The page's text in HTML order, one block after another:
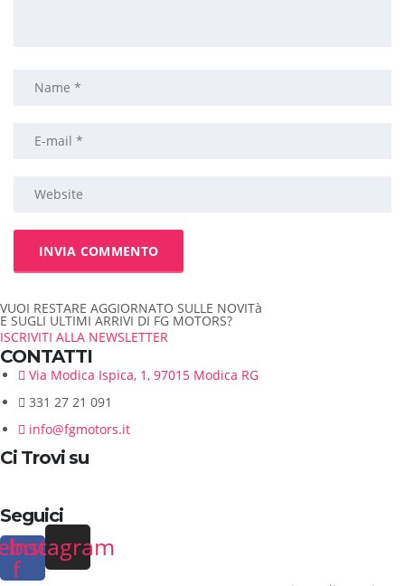
VUOI RESTARE AGGIORNATO SULLE NOVITà
E SUGLI ULTIMI ARRIVI DI FG MOTORS?
ISCRIVITI ALLA NEWSLETTER
CONTATTI
Via Modica Ispica, 1, 97015 Modica RG
331 27 21 091
info@fgmotors.it
Ci Trovi su
Seguici
f
Instagram